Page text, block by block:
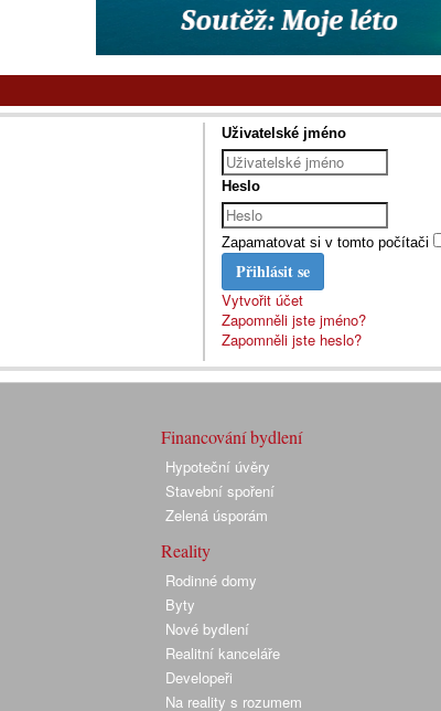
Uživatelské jméno
Heslo
Zapamatovat si v tomto počítači
Přihlásit se
Vytvořit účet
Zapomněli jste jméno?
Zapomněli jste heslo?
Financování bydlení
Hypoteční úvěry
Stavební spoření
Zelená úsporám
Reality
Rodinné domy
Byty
Nové bydlení
Realitní kanceláře
Developeři
Na reality s rozumem